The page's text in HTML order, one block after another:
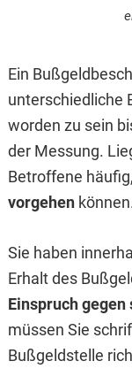
Ein
unterschiedliche
worden zu sein
der Messung.
Betroffene
vorgehen
Sie haben
Erhalt des
Einspruch
müssen Sie
Bußgeldstelle